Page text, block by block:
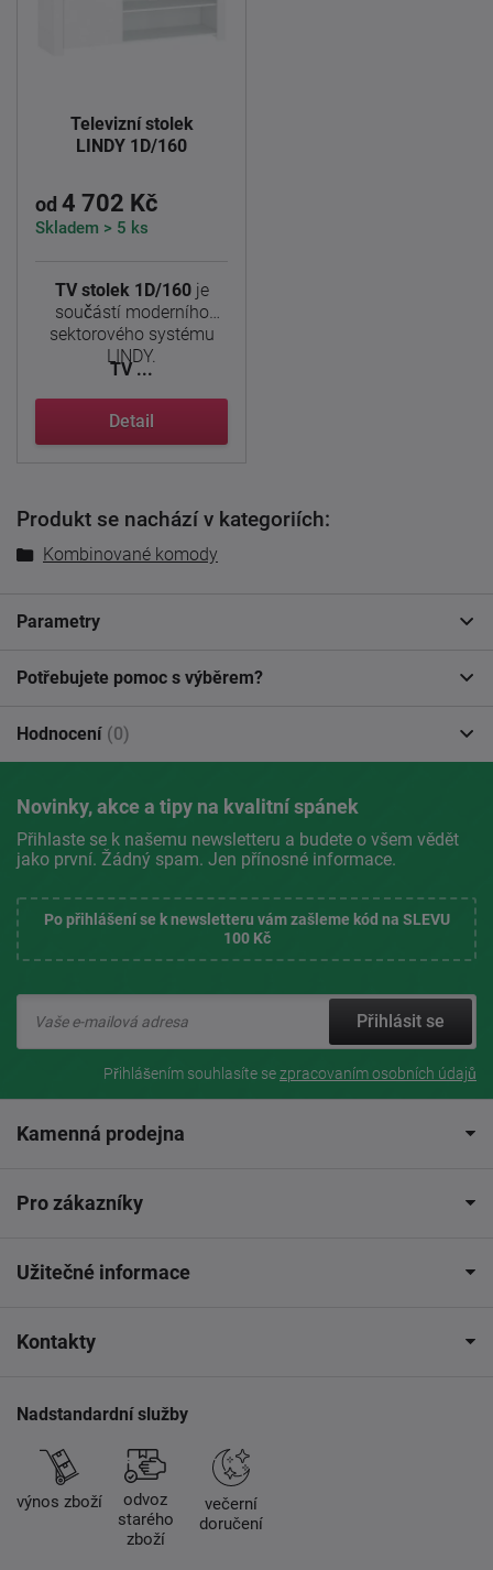
Televizní stolek
LINDY 1D/160
od 4 702 Kč
Skladem > 5 ks
TV stolek 1D/160 je
součástí moderního
sektorového systému
LINDY.
TV ...
Detail
Produkt se nachází v kategoriích:
Kombinované komody
Parametry
Potřebujete pomoc s výběrem?
Hodnocení (0)
Novinky, akce a tipy na kvalitní spánek
Přihlaste se k našemu newsletteru a budete o všem vědět
jako první. Žádný spam. Jen přínosné informace.
Po přihlášení se k newsletteru vám zašleme kód na SLEVU
100 Kč
Přihlásit se
Přihlášením souhlasíte sezpracovaním osobních údajů
Kamenná prodejna
Pro zákazníky
Užitečné informace
Kontakty
Nadstandardní služby
výnos zboží
odvoz
starého
zboží
večerní
doručení